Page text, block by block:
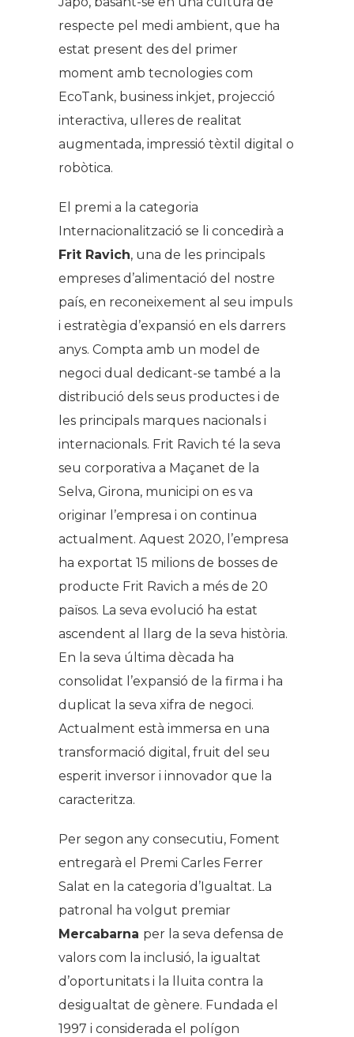
respecte pel medi ambient, que ha
estat present des del primer
moment amb tecnologies com
EcoTank, business inkjet, projecció
interactiva, ulleres de realitat
augmentada, impressió tèxtil digital o
robòtica.
El premi a la categoria
Internacionalització se li concedirà a
Frit Ravich, una de les principals
empreses d’alimentació del nostre
país, en reconeixement al seu impuls
i estratègia d’expansió en els darrers
anys. Compta amb un model de
negoci dual dedicant-se també a la
distribució dels seus productes i de
les principals marques nacionals i
internacionals. Frit Ravich té la seva
seu corporativa a Maçanet de la
Selva, Girona, municipi on es va
originar l’empresa i on continua
actualment. Aquest 2020, l’empresa
ha exportat 15 milions de bosses de
producte Frit Ravich a més de 20
països. La seva evolució ha estat
ascendent al llarg de la seva història.
En la seva última dècada ha
consolidat l’expansió de la firma i ha
duplicat la seva xifra de negoci.
Actualment està immersa en una
transformació digital, fruit del seu
esperit inversor i innovador que la
caracteritza.
Per segon any consecutiu, Foment
entregarà el Premi Carles Ferrer
Salat en la categoria d’Igualtat. La
patronal ha volgut premiar
Mercabarna per la seva defensa de
valors com la inclusió, la igualtat
d’oportunitats i la lluita contra la
desigualtat de gènere. Fundada el
1997 i considerada el polígon